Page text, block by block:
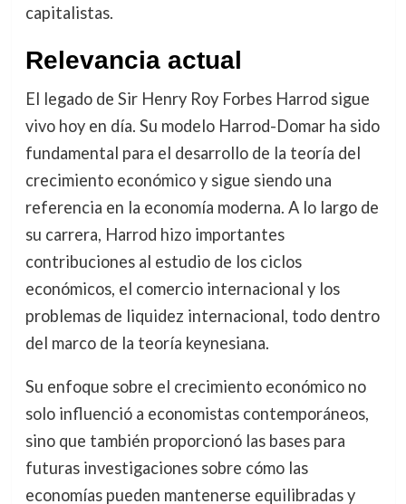
capitalistas.
Relevancia actual
El legado de Sir Henry Roy Forbes Harrod sigue
vivo hoy en día. Su modelo Harrod-Domar ha sido
fundamental para el desarrollo de la teoría del
crecimiento económico y sigue siendo una
referencia en la economía moderna. A lo largo de
su carrera, Harrod hizo importantes
contribuciones al estudio de los ciclos
económicos, el comercio internacional y los
problemas de liquidez internacional, todo dentro
del marco de la teoría keynesiana.
Su enfoque sobre el crecimiento económico no
solo influenció a economistas contemporáneos,
sino que también proporcionó las bases para
futuras investigaciones sobre cómo las
economías pueden mantenerse equilibradas y